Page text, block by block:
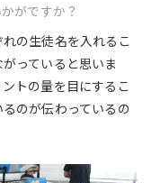
がですか？
の生徒名を入れるこ
っていると思いま
トの量を目にするこ
のが伝わっているの